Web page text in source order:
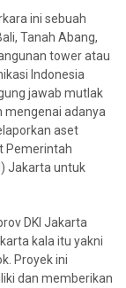
ini sebuah
Tanah Abang,
tower atau
Indonesia
jawab mutlak
mengenai adanya
aset
Pemerintah
Jakarta untuk
DKI Jakarta
kala itu yakni
Proyek ini
dan memberikan